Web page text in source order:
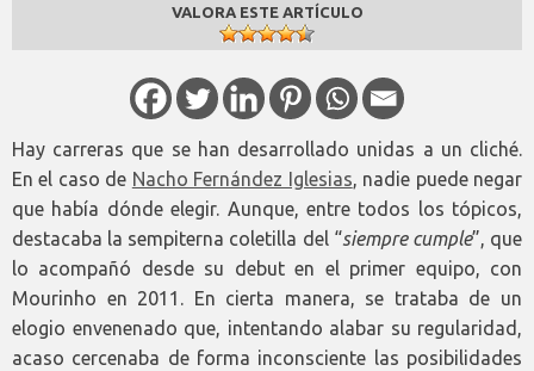
VALORA ESTE ARTÍCULO
Hay carreras que se han desarrollado unidas a un cliché.
En el caso de Nacho Fernández Iglesias, nadie puede negar
que había dónde elegir. Aunque, entre todos los tópicos,
destacaba la sempiterna coletilla del “siempre cumple”, que
lo acompañó desde su debut en el primer equipo, con
Mourinho en 2011. En cierta manera, se trataba de un
elogio envenenado que, intentando alabar su regularidad,
acaso cercenaba de forma inconsciente las posibilidades